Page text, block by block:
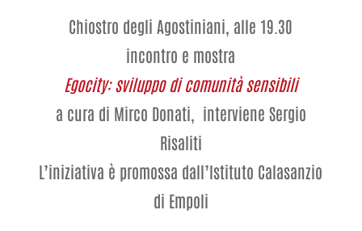
Chiostro degli Agostiniani, alle 19.30
incontro e mostra
Egocity: sviluppo di comunità sensibili
a cura di Mirco Donati, interviene Sergio
Risaliti
L’iniziativa è promossa dall’Istituto Calasanzio
di Empoli